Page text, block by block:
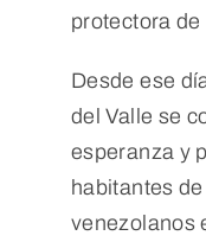
protectora
Desde ese
del Valle se
esperanza y
habitantes
venezolanos